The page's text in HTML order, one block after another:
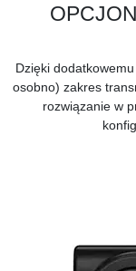
Dzięki dodatkowemu
osobno) zakres
rozwiązanie w